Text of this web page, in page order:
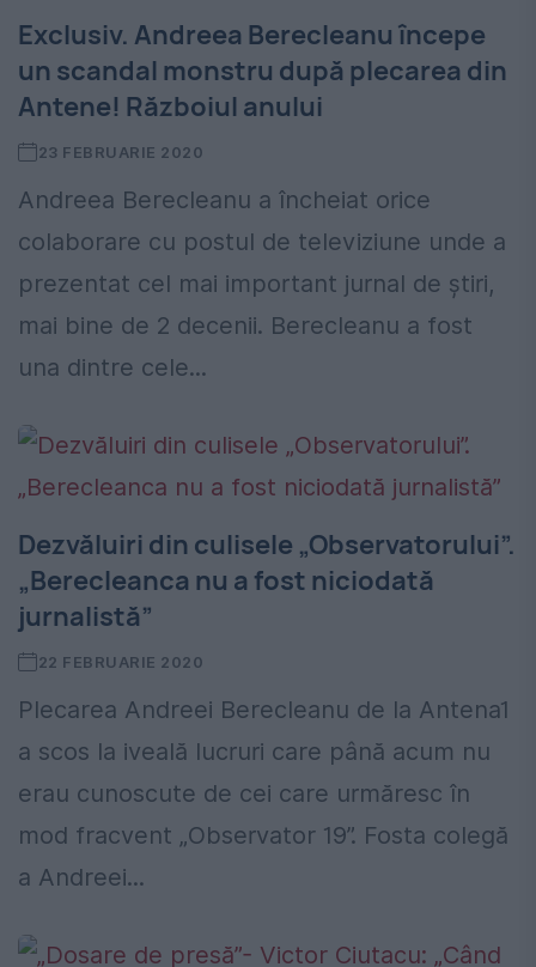
Exclusiv. Andreea Berecleanu începe
un scandal monstru după plecarea din
Antene! Războiul anului
23 FEBRUARIE 2020
Andreea Berecleanu a încheiat orice
colaborare cu postul de televiziune unde a
prezentat cel mai important jurnal de știri,
mai bine de 2 decenii. Berecleanu a fost
una dintre cele...
Dezvăluiri din culisele „Observatorului”.
„Berecleanca nu a fost niciodată
jurnalistă”
22 FEBRUARIE 2020
Plecarea Andreei Berecleanu de la Antena1
a scos la iveală lucruri care până acum nu
erau cunoscute de cei care urmăresc în
mod fracvent „Observator 19”. Fosta colegă
a Andreei...